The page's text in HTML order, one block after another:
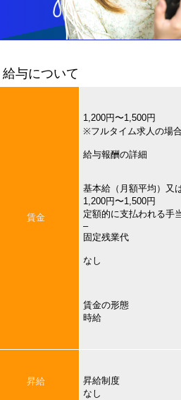
給与について
賃金
1,200円〜1,500円
※フルタイム求人の場
給与報酬の詳細
基本給（月額平均）又
1,200円〜1,500円
定額的に支払われる手
–
固定残業代
なし
賃金の形態
時給
昇給
昇給制度
なし